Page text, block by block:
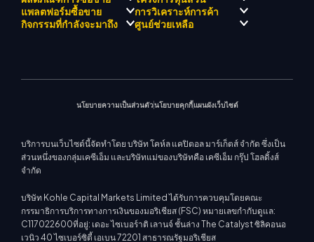
การปฏิบัติตามกฎระเบียบ
เกี่ยวกับ KCM เทรด
ทีมดริฟท์เทรด เคซีเอ็ม
KCM เทรด AI ที่ปรึกษา
ศูนย์สัญญาณเทรด เคซีเอ็ม
ปฏิทินเศรษฐกิ
Forex
แนะนำโปรแกรมโบรกเกอร์
แพลตฟอร์มซื้อขาย การวิเคราะห์การค้า
ทีมนักวิเคราะห์ตลาด
กิจกรรมที่กำลังจะมาถึง ศูนย์ช่วยเหลือ
นโยบายความเป็นส่วนตัวนโยบายคุกกี้ แผนผังเว็บไซต์
บริการบนเว็บไซต์นี้จัดทำโดย บริษัท โคห์ล แคปิตอล มาร์เก็ตส์ จำกัด ซึ่งเป็น
ส่วนหนึ่งของกลุ่มเคซีเอ็ม และบริษัทแม่ของบริษัทคือ เคซีเอ็ม กรุ๊ป โฮลดิ้งส์
จำกัด
บริษัท Kohle Capital Markets Limited ได้รับการควบคุมโดยคณะ
กรรมาธิการบริการทางการเงินของมอริเชียส (FSC) หมายเลขกำกับดูแล:
C117022600ที่อยู่: เดอะ ไซเบอร์าติ เลานจ์ ชั้นล่าง The Catalyst ซิลิคอนอ
เวนิว 40 ไซเบอร์ซิตี้ เอเบน 72201 สาธารณรัฐมอริเชียส